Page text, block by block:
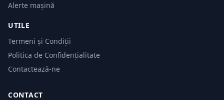
Alerte mașină
UTILE
Termeni și Condiții
Politica de Confidențialitate
Contactează-ne
CONTACT